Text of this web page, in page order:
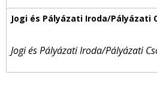
Jogi és Pályázati Iroda/Pályázati